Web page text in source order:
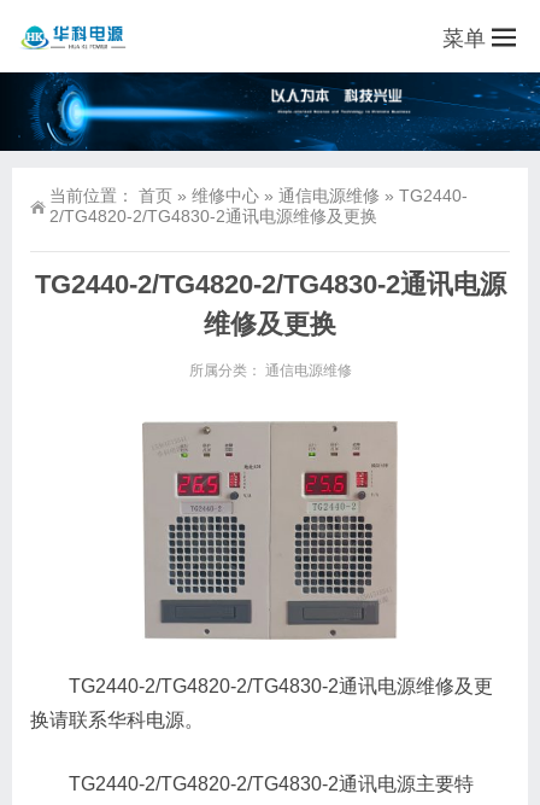
菜单
当前位置： 首页 » 维修中心 » 通信电源维修 » TG2440-
2/TG4820-2/TG4830-2通讯电源维修及更换
TG2440-2/TG4820-2/TG4830-2通讯电源
维修及更换
所属分类： 通信电源维修
TG2440-2/TG4820-2/TG4830-2通讯电源维修及更
换请联系华科电源。
TG2440-2/TG4820-2/TG4830-2通讯电源主要特